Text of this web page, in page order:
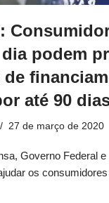
podem
de
até 90
27 de março de 2020
Governo Federal
os